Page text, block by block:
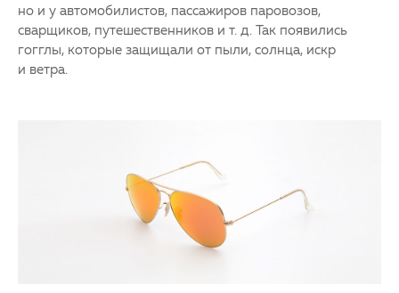
но и у автомобилистов, пассажиров паровозов,
сварщиков, путешественников и т. д. Так появились
гогглы, которые защищали от пыли, солнца, искр
и ветра.